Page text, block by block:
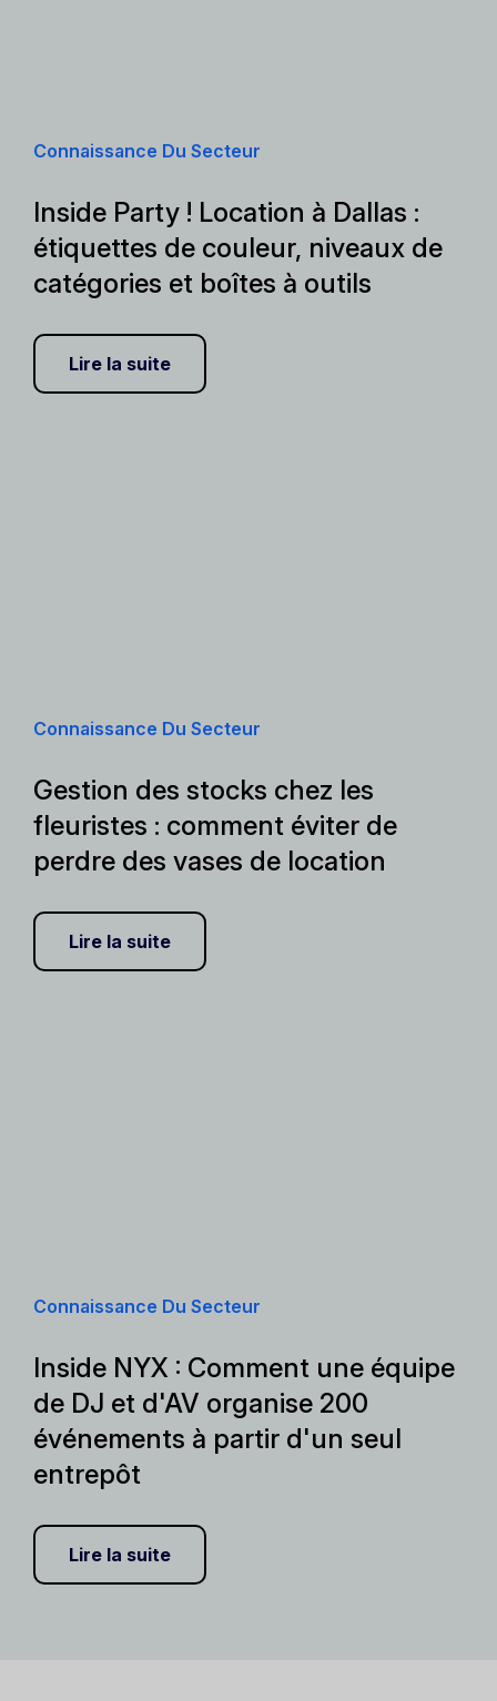
Connaissance Du Secteur
Inside Party ! Location à Dallas :
étiquettes de couleur, niveaux de
catégories et boîtes à outils
Lire la suite
Connaissance Du Secteur
Gestion des stocks chez les
fleuristes : comment éviter de
perdre des vases de location
Lire la suite
Connaissance Du Secteur
Inside NYX : Comment une équipe
de DJ et d'AV organise 200
événements à partir d'un seul
entrepôt
Lire la suite